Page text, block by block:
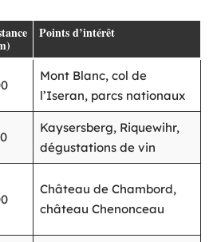
Points d’intérêt
Mont Blanc, col de
l’Iseran, parcs nationaux
Kaysersberg, Riquewihr,
dégustations de vin
Château de Chambord,
château Chenonceau